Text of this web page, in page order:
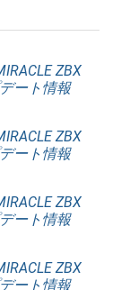
ZBX
ート情報
ZBX
ート情報
ZBX
ート情報
ZBX
ート情報